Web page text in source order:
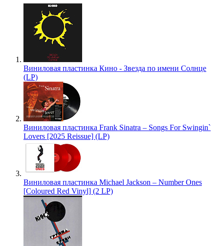
Виниловая пластинка Кино - Звезда по имени Солнце
(LP)
Виниловая пластинка Frank Sinatra – Songs For Swingin`
Lovers [2025 Reissue] (LP)
Виниловая пластинка Michael Jackson – Number Ones
[Coloured Red Vinyl] (2 LP)